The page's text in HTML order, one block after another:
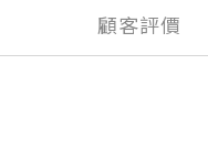
顧客評價